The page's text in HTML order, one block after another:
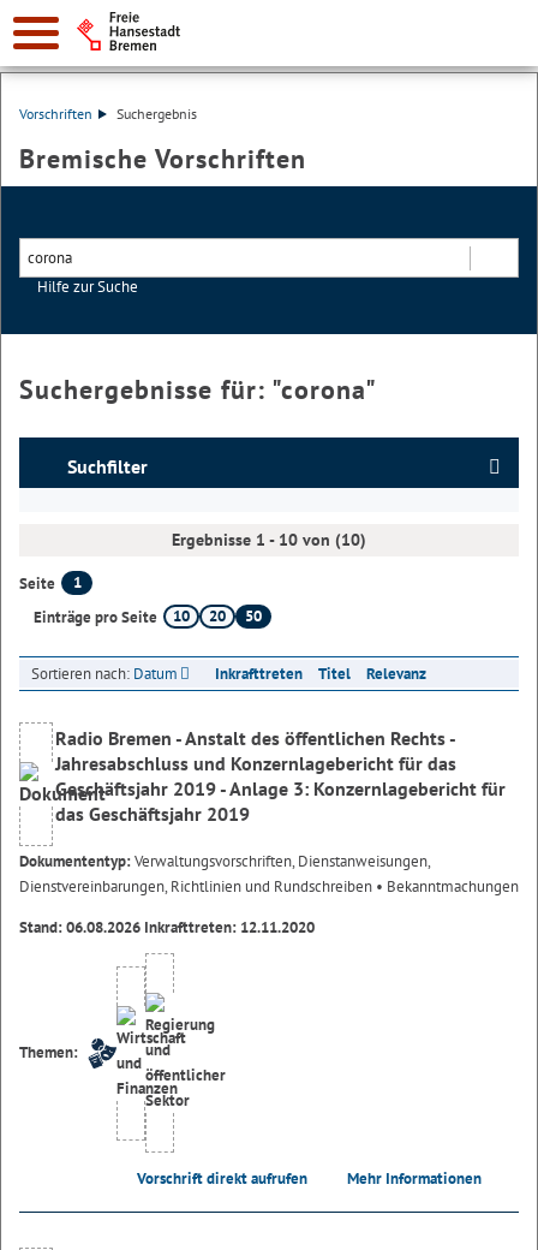
Vorschriften Suchergebnis
Bremische Vorschriften
Hilfe zur Suche
Suchergebnisse für: "corona"
Suchfilter
Ergebnisse 1 - 10 von (10)
Seite
1
Einträge pro Seite
10 20 50
Sortieren nach: Datum Inkrafttreten Titel Relevanz
Radio Bremen - Anstalt des öffentlichen Rechts -
Jahresabschluss und Konzernlagebericht für das
Geschäftsjahr 2019 - Anlage 3: Konzernlagebericht für
das Geschäftsjahr 2019
Dokumententyp:Verwaltungsvorschriften, Dienstanweisungen,
Dienstvereinbarungen, Richtlinien und Rundschreiben • Bekanntmachungen
Stand: 06.08.2026 Inkrafttreten: 12.11.2020
Themen:
Vorschrift direkt aufrufen Mehr Informationen